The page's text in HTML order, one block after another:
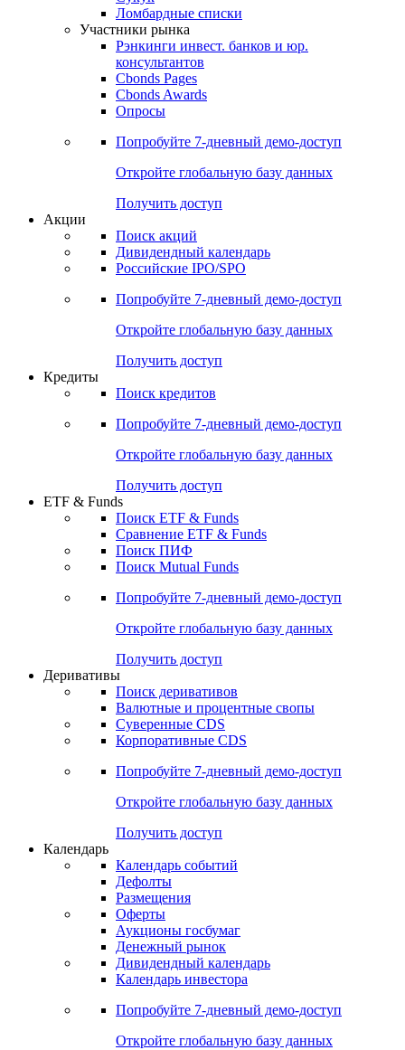
Best bid/ask
ЦФА
ESG
Сукук
Ломбардные списки
Участники рынка
Рэнкинги инвест. банков и юр.
Cbonds Pages
Опросы
Попробуйте7-дневный
Откройте глобальную базу данных
Получить доступ
Поиск акций
Российские IPO/SPO
Попробуйте7-дневный
Откройте глобальную базу данных
Получить доступ
Поиск кредитов
Попробуйте7-дневный
Откройте глобальную базу данных
Получить доступ
ETF & Funds
Сравнение ETF & Funds
Поиск Mutual Funds
Попробуйте7-дневный
Откройте глобальную базу данных
Получить доступ
Деривативы
Валютные и процентные свопы
Корпоративные CDS
Попробуйте7-дневный
Откройте глобальную базу данных
Получить доступ
Календарь
Календарь событий
Дефолты
Размещения
Оферты
Денежный рынок
Календарь инвестора